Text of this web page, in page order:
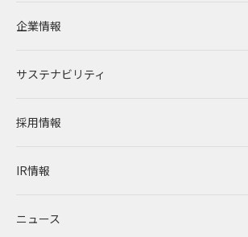
事業情報トップ
事業概要
レノバの強み
発電所・蓄電所一覧
コーポレートPPA
企業情報
企業情報トップ
会社概要・アクセス
CEOメッセージ
企業理念
サステナビリティ
サステナビリティトップ
理念・ポリシー
環境
採用情報
採用情報トップ
RENOVAを知る
IR情報
IR情報トップ
ニュース